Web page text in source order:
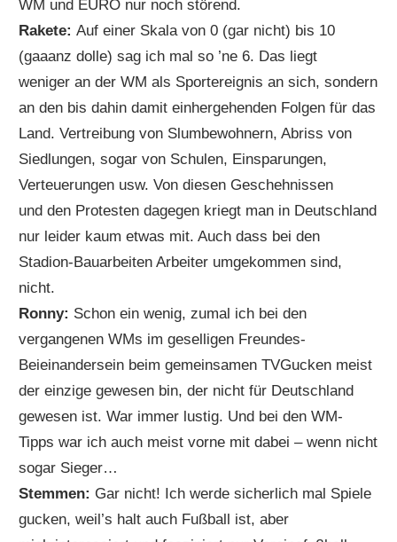
WM und EURO nur noch störend.
Rakete:Auf einer Skala von 0 (gar nicht) bis 10
(gaaanz dolle) sag ich mal so ’ne 6. Das liegt
weniger an der WM als Sportereignis an sich, sondern
an den bis dahin damit einhergehenden Folgen für das
Land. Vertreibung von Slumbewohnern, Abriss von
Siedlungen, sogar von Schulen, Einsparungen,
Verteuerungen usw. Von diesen Geschehnissen
und den Protesten dagegen kriegt man in Deutschland
nur leider kaum etwas mit. Auch dass bei den
Stadion-Bauarbeiten Arbeiter umgekommen sind,
nicht.
Ronny: Schon ein wenig, zumal ich bei den
vergangenen WMs im geselligen Freundes-
Beieinandersein beim gemeinsamen TVGucken meist
der einzige gewesen bin, der nicht für Deutschland
gewesen ist. War immer lustig. Und bei den WM-
Tipps war ich auch meist vorne mit dabei – wenn nicht
sogar Sieger…
Stemmen: Gar nicht! Ich werde sicherlich mal Spiele
gucken, weil’s halt auch Fußball ist, aber